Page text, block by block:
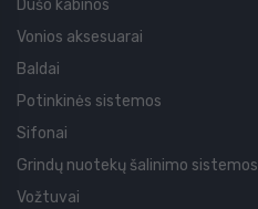
Dušo kabinos
Vonios aksesuarai
Baldai
Potinkinės sistemos
Sifonai
Grindų nuotekų šalinimo sistemos
Vožtuvai